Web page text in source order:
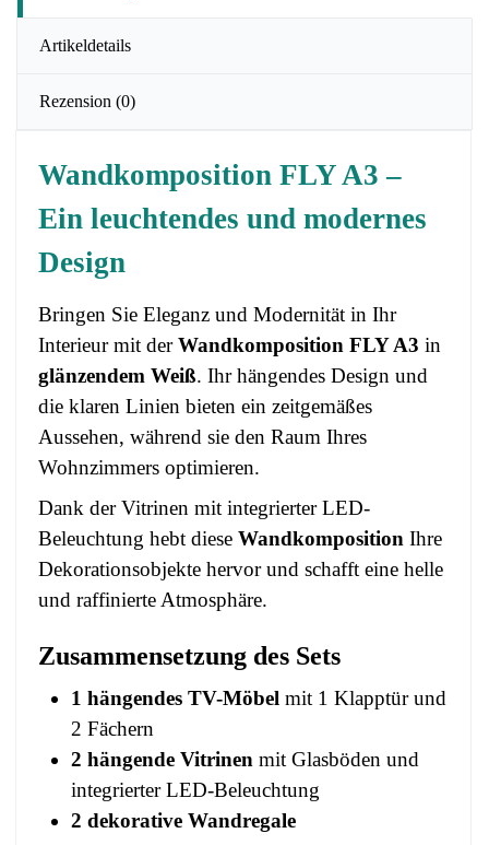
Artikeldetails
Rezension (0)
Wandkomposition FLY A3 –
Ein leuchtendes und modernes
Design
Bringen Sie Eleganz und Modernität in Ihr
Interieur mit derWandkomposition FLY A3 in
glänzendem Weiß. Ihr hängendes Design und
die klaren Linien bieten ein zeitgemäßes
Aussehen, während sie den Raum Ihres
Wohnzimmers optimieren.
Dank der Vitrinen mit integrierter LED-
Beleuchtung hebt diese Wandkomposition Ihre
Dekorationsobjekte hervor und schafft eine helle
und raffinierte Atmosphäre.
Zusammensetzung des Sets
1 hängendes TV-Möbel mit 1 Klapptür und
2 Fächern
2 hängende Vitrinen mit Glasböden und
integrierter LED-Beleuchtung
2 dekorative Wandregale